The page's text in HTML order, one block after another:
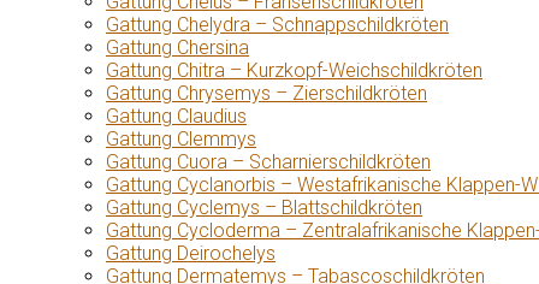
Gattung Chelydra – Schnappschildkröten
Gattung Chersina
Gattung Chitra – Kurzkopf-Weichschildkröten
Gattung Chrysemys – Zierschildkröten
Gattung Claudius
Gattung Clemmys
Gattung Cuora – Scharnierschildkröten
Gattung Cyclanorbis – Westafrikanische Klappen-
Gattung Cyclemys – Blattschildkröten
Gattung Cycloderma – Zentralafrikanische
Gattung Deirochelys
Gattung Dermatemys – Tabascoschildkröten